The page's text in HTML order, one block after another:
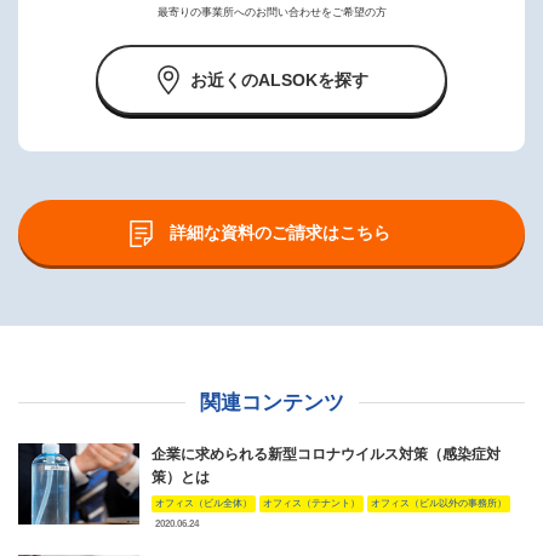
最寄りの事業所へのお問い合わせをご希望の方
お近くのALSOKを探す
詳細な資料のご請求はこちら
関連コンテンツ
企業に求められる新型コロナウイルス対策（感染症対
策）とは
オフィス（ビル全体） オフィス（テナント）
オフィス（ビル以外の事務所）
2020.06.24